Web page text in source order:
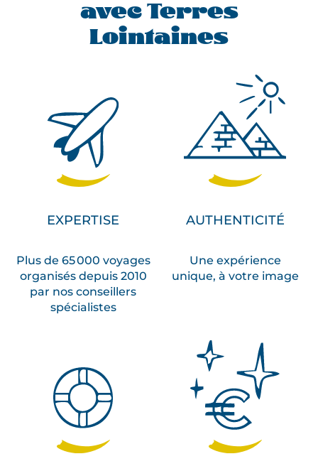
avec Terres
Lointaines
EXPERTISE
Plus de 65 000 voyages
organisés depuis 2010
par nos conseillers
spécialistes
AUTHENTICITÉ
Une expérience
unique, à votre image